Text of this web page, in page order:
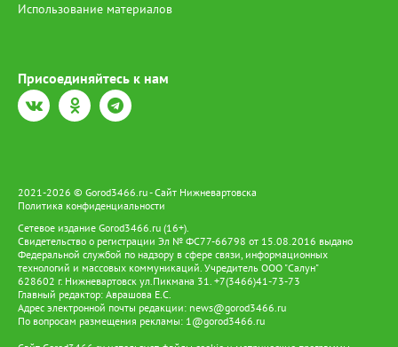
Использование материалов
Присоединяйтесь к нам
2021-2026 © Gorod3466.ru - Сайт Нижневартовска
Политика конфиденциальности
Сетевое издание Gorod3466.ru (16+).
Свидетельство о регистрации Эл № ФС77-66798 от 15.08.2016 выдано
Федеральной службой по надзору в сфере связи, информационных
технологий и массовых коммуникаций. Учредитель ООО "Салун"
628602 г. Нижневартовск ул.Пикмана 31. +7(3466)41-73-73
Главный редактор: Аврашова Е.С.
Адрес электронной почты редакции: news@gorod3466.ru
По вопросам размещения рекламы: 1@gorod3466.ru